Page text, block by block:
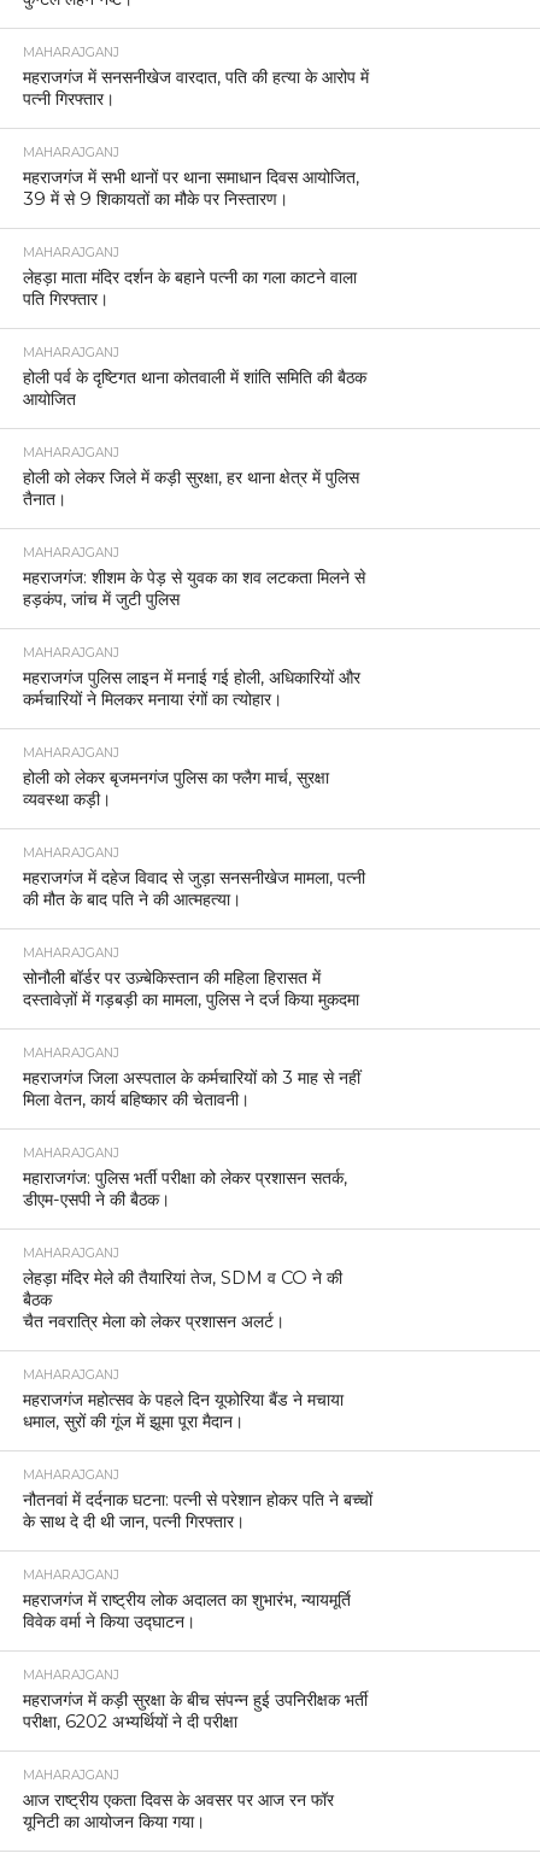
MAHARAJGANJ
महराजगंज में सनसनीखेज वारदात, पति की हत्या के आरोप में
पत्नी गिरफ्तार।
MAHARAJGANJ
महराजगंज में सभी थानों पर थाना समाधान दिवस आयोजित,
39 में से 9 शिकायतों का मौके पर निस्तारण।
MAHARAJGANJ
लेहड़ा माता मंदिर दर्शन के बहाने पत्नी का गला काटने वाला
पति गिरफ्तार।
MAHARAJGANJ
होली पर्व के दृष्टिगत थाना कोतवाली में शांति समिति की बैठक
आयोजित
MAHARAJGANJ
होली को लेकर जिले में कड़ी सुरक्षा, हर थाना क्षेत्र में पुलिस
तैनात।
MAHARAJGANJ
महराजगंज: शीशम के पेड़ से युवक का शव लटकता मिलने से
हड़कंप, जांच में जुटी पुलिस
MAHARAJGANJ
महराजगंज पुलिस लाइन में मनाई गई होली, अधिकारियों और
कर्मचारियों ने मिलकर मनाया रंगों का त्योहार।
MAHARAJGANJ
होली को लेकर बृजमनगंज पुलिस का फ्लैग मार्च, सुरक्षा
व्यवस्था कड़ी।
MAHARAJGANJ
महराजगंज में दहेज विवाद से जुड़ा सनसनीखेज मामला, पत्नी
की मौत के बाद पति ने की आत्महत्या।
MAHARAJGANJ
सोनौली बॉर्डर पर उज़्बेकिस्तान की महिला हिरासत में
दस्तावेज़ों में गड़बड़ी का मामला, पुलिस ने दर्ज किया मुकदमा
MAHARAJGANJ
महराजगंज जिला अस्पताल के कर्मचारियों को 3 माह से नहीं
मिला वेतन, कार्य बहिष्कार की चेतावनी।
MAHARAJGANJ
महाराजगंज: पुलिस भर्ती परीक्षा को लेकर प्रशासन सतर्क,
डीएम-एसपी ने की बैठक।
MAHARAJGANJ
लेहड़ा मंदिर मेले की तैयारियां तेज, SDM व CO ने की
बैठक
चैत नवरात्रि मेला को लेकर प्रशासन अलर्ट।
MAHARAJGANJ
महराजगंज महोत्सव के पहले दिन यूफोरिया बैंड ने मचाया
धमाल, सुरों की गूंज में झूमा पूरा मैदान।
MAHARAJGANJ
नौतनवां में दर्दनाक घटना: पत्नी से परेशान होकर पति ने बच्चों
के साथ दे दी थी जान, पत्नी गिरफ्तार।
MAHARAJGANJ
महराजगंज में राष्ट्रीय लोक अदालत का शुभारंभ, न्यायमूर्ति
विवेक वर्मा ने किया उद्घाटन।
MAHARAJGANJ
महराजगंज में कड़ी सुरक्षा के बीच संपन्न हुई उपनिरीक्षक भर्ती
परीक्षा, 6202 अभ्यर्थियों ने दी परीक्षा
MAHARAJGANJ
आज राष्ट्रीय एकता दिवस के अवसर पर आज रन फॉर
यूनिटी का आयोजन किया गया।